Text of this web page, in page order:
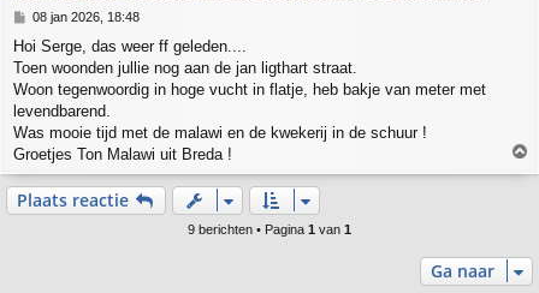
B
r
i
c
h
t
08 jan 2026, 18:48
Hoi Serge, das weer ff geleden....
Toen woonden jullie nog aan de jan ligthart straat.
Woon tegenwoordig in hoge vucht in flatje, heb bakje van meter met
levendbarend.
Was mooie tijd met de malawi en de kwekerij in de schuur !
Groetjes Ton Malawi uit Breda !
Plaats reactie
9 berichten • Pagina 1 van 1
Ga naar